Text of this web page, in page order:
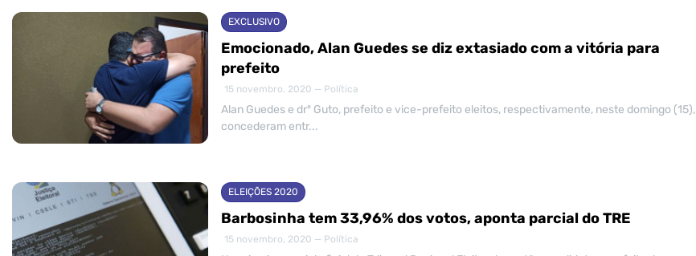
EXCLUSIVO
Emocionado, Alan Guedes se diz extasiado com a vitória para
prefeito
15 novembro, 2020 — Política
Alan Guedes e drº Guto, prefeito e vice-prefeito eleitos, respectivamente, neste domingo (15),
concederam entr...
ELEIÇÕES 2020
Barbosinha tem 33,96% dos votos, aponta parcial do TRE
15 novembro, 2020 — Política